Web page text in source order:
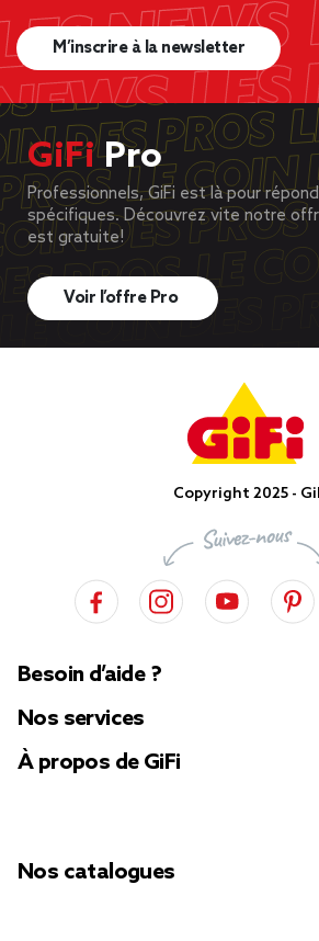
M’inscrire à la newsletter
GiFiPro
Professionnels, GiFi est là pour
spécifiques. Découvrez vite notre
est gratuite!
Voir l’offre Pro
Copyright 2025 -
Besoin d’aide ?
Nos services
À propos de GiFi
Nos catalogues